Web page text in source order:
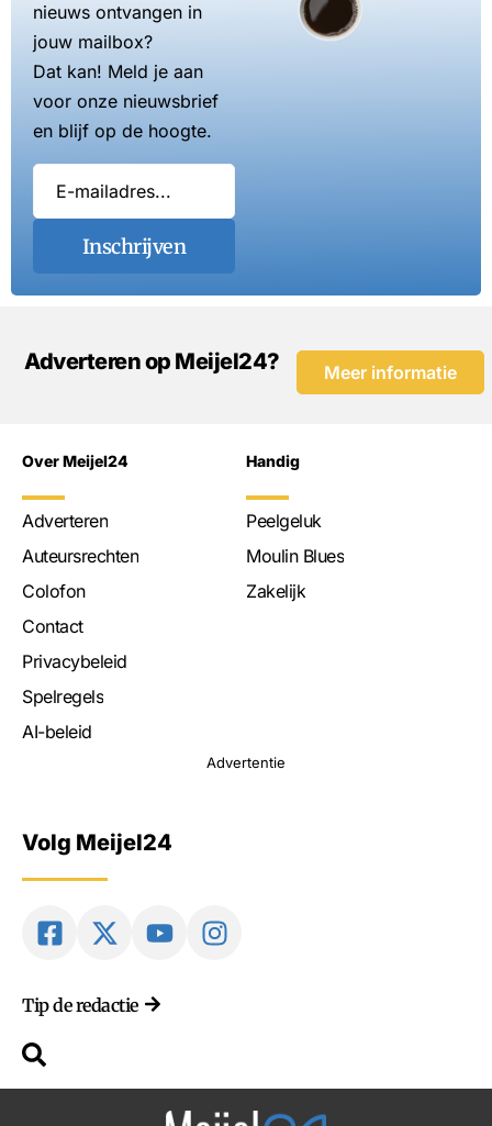
nieuws ontvangen in
jouw mailbox?
Dat kan! Meld je aan
voor onze nieuwsbrief
en blijf op de hoogte.
Inschrijven
Adverteren op Meijel24? Meer informatie
Over Meijel24
Adverteren
Auteursrechten
Colofon
Contact
Privacybeleid
Spelregels
AI-beleid
Handig
Peelgeluk
Moulin Blues
Zakelijk
Advertentie
Volg Meijel24
Tip de redactie